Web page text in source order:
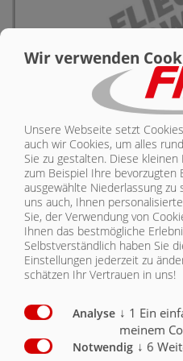
Fliegl Flow Control
Wir verwenden
Unsere Webseite setzt
auch wir Cookies, um alles
Sie zu gestalten. Diese
zum Beispiel Ihre bevorzugten
ausgewählte Niederlassung
uns auch, Ihnen
Sie, der Verwendung von
Ihnen das bestmögliche
Selbstverständlich haben Sie
Einstellungen jederzeit zu
schätzen Ihr Vertrauen in uns!
Analyse ↓ 1 Ein
meinem
Notwendig ↓ 6